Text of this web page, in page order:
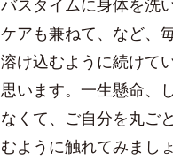
バスタイムに身体を洗
ケアも兼ねて、など、
溶け込むように続けて
思います。一生懸命、
なくて、ご自分を丸ご
むように触れてみまし